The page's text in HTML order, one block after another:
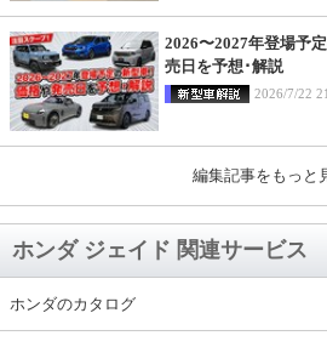
2026〜2027年登場予
売日を予想･解説
2026/7/22
編集記事をもっと
ホンダ ジェイド 関連サービス
ホンダのカタログ